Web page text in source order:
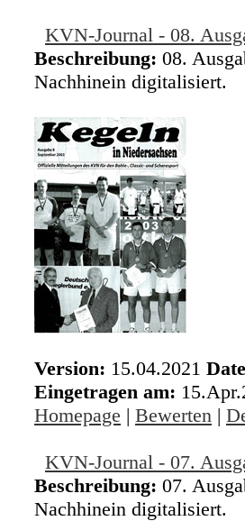
KVN-Journal - 08.
Beschreibung: 08.
Nachhinein digitalisiert.
Version: 15.04.2021
Eingetragen am:
Homepage | Bewerten |
KVN-Journal - 07.
Beschreibung: 07.
Nachhinein digitalisiert.